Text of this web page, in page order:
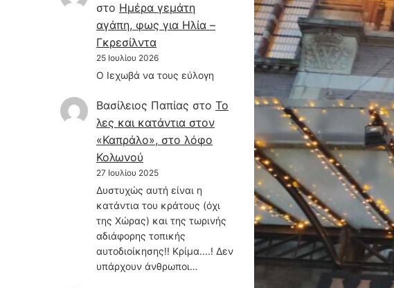
στο Hμέρα γεμάτη
αγάπη, φως για Ηλία –
Γκρεσίλντα
25 Ιουλίου 2026
Ο Ιεχωβά να τους εύλογη
Βασίλειος Παπίας στο Το
λες και κατάντια στον
«Καπράλο», στο λόφο
Κολωνού
27 Ιουλίου 2025
Δυστυχώς αυτή είναι η
κατάντια του κράτους (όχι
της Χώρας) και της τωρινής
αδιάφορης τοπικής
αυτοδιοίκησης!! Κρίμα....! Δεν
υπάρχουν άνθρωποι…